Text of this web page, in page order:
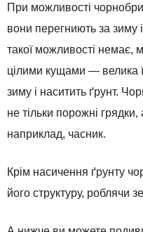
При можливості
вони перегниють за зиму
такої можливості немає,
цілими кущами — велика
зиму і наситить ґрунт.
не тільки порожні
наприклад, часник.
Крім насичення ґрунту
його структуру, роблячи